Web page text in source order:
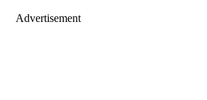
Advertisement